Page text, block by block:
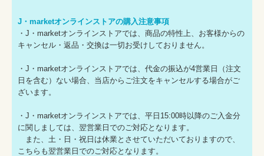
J・marketオンラインストアの購入注意事項
・J・marketオンラインストアでは、商品の特性上、お客様からの
キャンセル・返品・交換は一切お受けしておりません。
・J・marketオンラインストアでは、代金の振込が4営業日（注文
日を含む）ない場合、当店からご注文をキャンセルする場合がご
ざいます。
・J・marketオンラインストアでは、平日15:00時以降のご入金分
に関しましては、翌営業日でのご対応となります。
また、土・日・祝日は休業とさせていただいておりますので、
こちらも翌営業日でのご対応となります。